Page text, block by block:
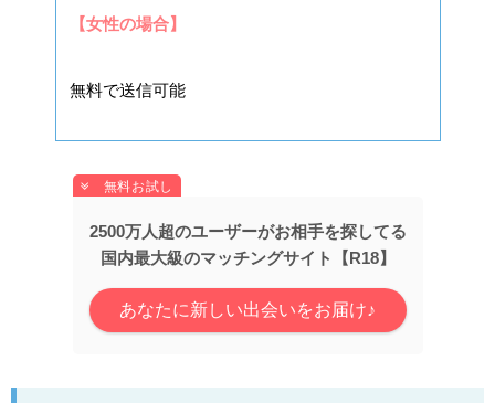
【女性の場合】
無料で送信可能
2500万人超のユーザーがお相手を探してる
国内最大級のマッチングサイト【R18】
あなたに新しい出会いをお届け♪